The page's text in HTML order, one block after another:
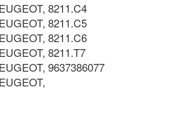
8211.C4
8211.C5
8211.C6
8211.T7
9637386077